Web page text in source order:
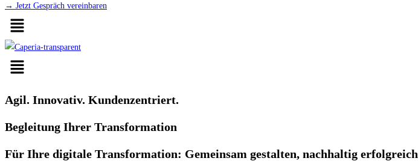
→ Jetzt Gespräch vereinbaren
Agil. Innovativ. Kundenzentriert.
Begleitung Ihrer Transformation
Für Ihre digitale Transformation: Gemeinsam gestalten, nachhaltig erfolgreich